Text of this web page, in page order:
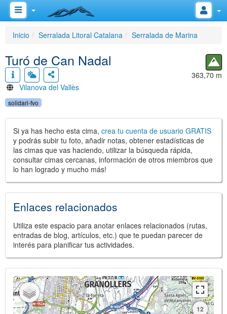
Inicio Serralada Litoral Catalana Serralada de Marina
Turó de Can Nadal
Vilanova del Vallès
363,70 m
solidari-fvo
Si ya has hecho esta cima, crea tu cuenta de usuario GRATIS
y podrás subir tu foto, añadir notas, obtener estadísticas de
las cimas que vas haciendo, utilizar la búsqueda rápida,
consultar cimas cercanas, información de otros miembros que
lo han logrado y mucho más!
Enlaces relacionados
Utiliza este espacio para anotar enlaces relacionados (rutas,
entradas de blog, artículos, etc.) que te puedan parecer de
interés para planificar tus actividades.
12